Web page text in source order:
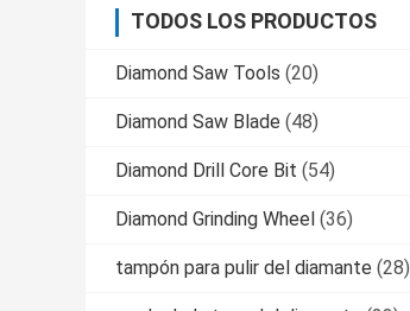
TODOS LOS PRODUCTOS
Diamond Saw Tools (20)
Diamond Saw Blade (48)
Diamond Drill Core Bit (54)
Diamond Grinding Wheel (36)
tampón para pulir del diamante (28)